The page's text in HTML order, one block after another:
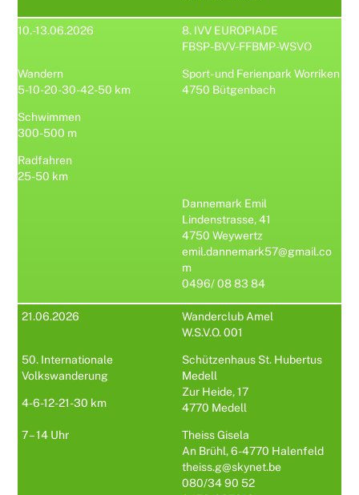
10.-13.06.2026
8. IVV EUROPIADE
FBSP-BVV-FFBMP-WSVO
Wandern
5-10-20-30-42-50 km
Schwimmen
300-500 m
Radfahren
25-50 km
Sport- und Ferienpark Worriken
4750 Bütgenbach
Dannemark Emil
Lindenstrasse, 41
4750 Weywertz
emil.dannemark57@gmail.co
m
0496/ 08 83 84
21.06.2026
Wanderclub Amel
W.S.V.O. 001
50. Internationale
Volkswanderung
4-6-12-21-30 km
Schützenhaus St. Hubertus
Medell
Zur Heide, 17
4770 Medell
7 – 14 Uhr
Theiss Gisela
An Brühl, 6-4770 Halenfeld
theiss.g@skynet.be
080/34 90 52